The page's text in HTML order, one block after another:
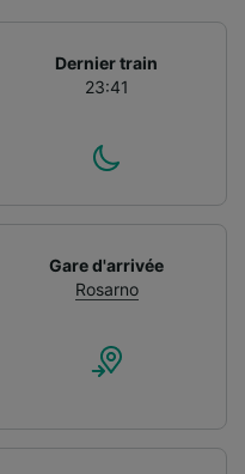
Dernier train
23:41
Gare d'arrivée
Rosarno